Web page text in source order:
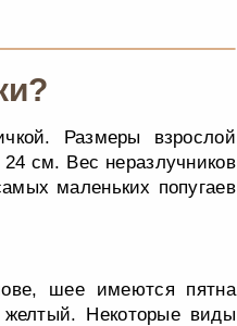
Размеры взрослой
см. Вес неразлучников
маленьких попугаев
шее имеются пятна
желтый. Некоторые виды